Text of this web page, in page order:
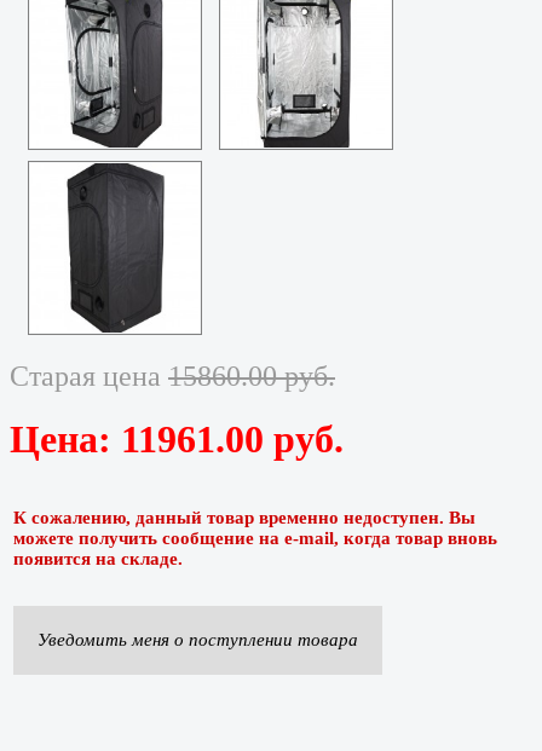
Старая цена 15860.00 руб.
Цена: 11961.00 руб.
К сожалению, данный товар временно недоступен. Вы
можете получить сообщение на e-mail, когда товар вновь
появится на складе.
Уведомить меня о поступлении товара